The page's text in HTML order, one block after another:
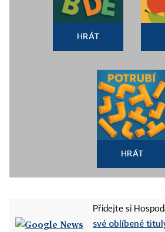
HRÁT
HRÁT
Přidejte si
své oblíbené